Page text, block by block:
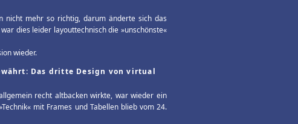
nicht mehr so richtig, darum änderte sich das
dies leider layouttechnisch die »unschönste«
wieder.
Das dritte Design von virtual
recht altbacken wirkte, war wieder ein
mit Frames und Tabellen blieb vom 24.